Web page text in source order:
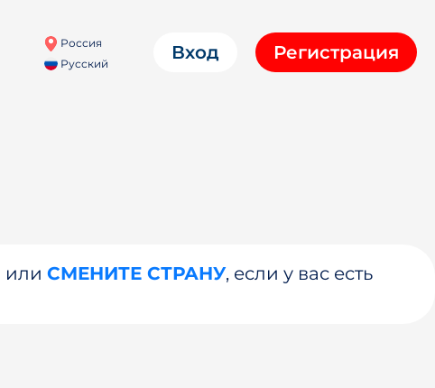
Россия
Русский
Вход Регистрация
или СМЕНИТЕ СТРАНУ, если у вас есть